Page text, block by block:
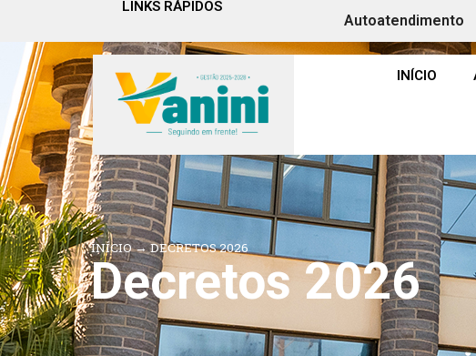
LINKS RÁPIDOS
Autoatendimento
INÍCIO
INÍCIO→DECRETOS 2026
Decretos 2026